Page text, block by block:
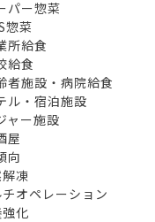
ー惣菜
菜
給食
食
施設・病院給食
・宿泊施設
ー施設
屋
向
凍
オペレーション
化